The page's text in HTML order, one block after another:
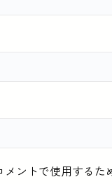
メントで使用するた